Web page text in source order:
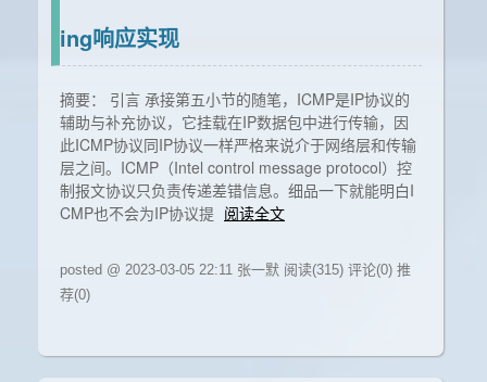
ing响应实现
摘要： 引言 承接第五小节的随笔，ICMP是IP协议的
辅助与补充协议，它挂载在IP数据包中进行传输，因
此ICMP协议同IP协议一样严格来说介于网络层和传输
层之间。ICMP（Intel control message protocol）控
制报文协议只负责传递差错信息。细品一下就能明白I
CMP也不会为IP协议提 阅读全文
posted @ 2023-03-05 22:11 张一默 阅读(315) 评论(0) 推
荐(0)